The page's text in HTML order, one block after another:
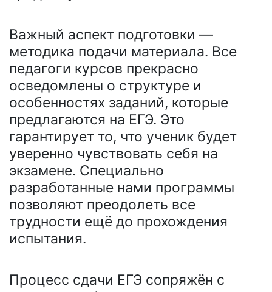
Важный аспект подготовки —
методика подачи материала. Все
педагоги курсов прекрасно
осведомлены о структуре и
особенностях заданий, которые
предлагаются на ЕГЭ. Это
гарантирует то, что ученик будет
уверенно чувствовать себя на
экзамене. Специально
разработанные нами программы
позволяют преодолеть все
трудности ещё до прохождения
испытания.
Процесс сдачи ЕГЭ сопряжён с